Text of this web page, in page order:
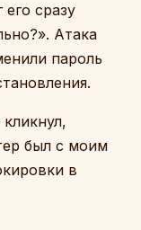
сразу
Атака
пароль
был с моим
в